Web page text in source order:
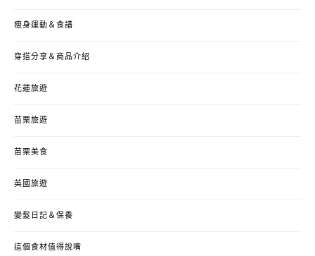
瘦身運動＆食譜
穿搭分享＆商品介紹
花蓮旅遊
苗栗旅遊
苗栗美食
英國旅遊
變髮日記＆保養
這個食材值得說嘴